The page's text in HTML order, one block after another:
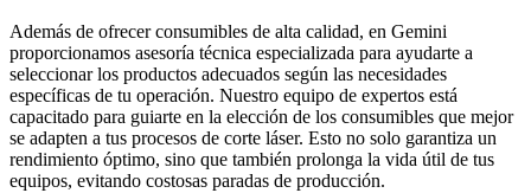
Además de ofrecer consumibles de alta calidad, en Gemini
proporcionamos asesoría técnica especializada para ayudarte a
seleccionar los productos adecuados según las necesidades
específicas de tu operación. Nuestro equipo de expertos está
capacitado para guiarte en la elección de los consumibles que mejor
se adapten a tus procesos de corte láser. Esto no solo garantiza un
rendimiento óptimo, sino que también prolonga la vida útil de tus
equipos, evitando costosas paradas de producción.